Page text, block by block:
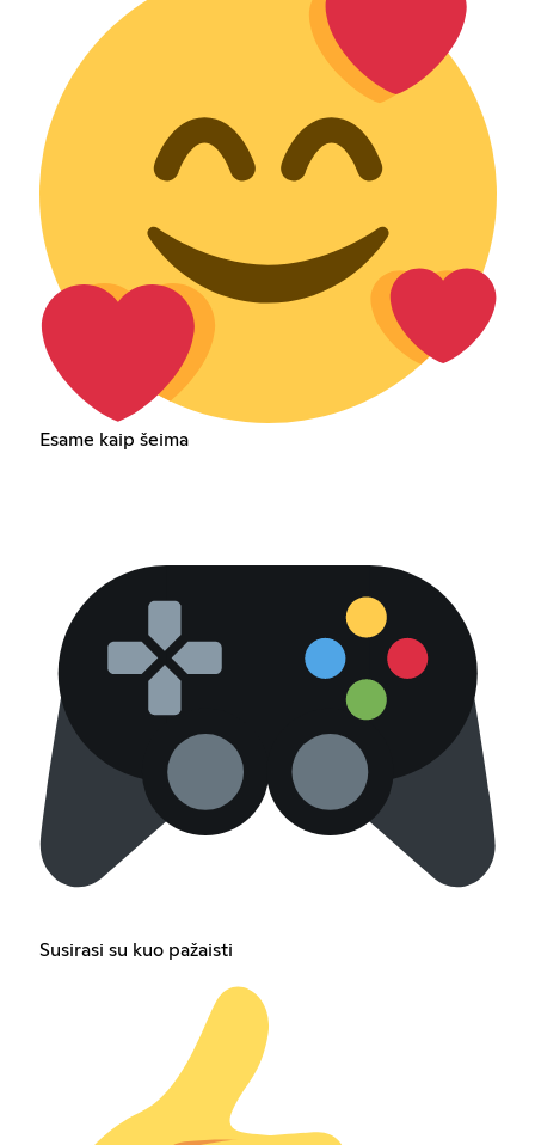
Esame kaip šeima
Susirasi su kuo pažaisti